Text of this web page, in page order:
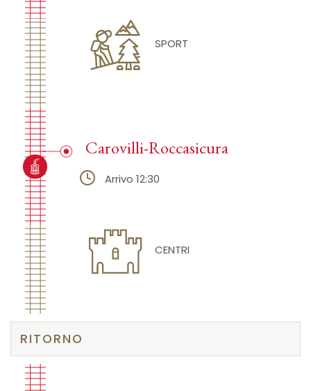
SPORT
CENTRI
Carovilli-Roccasicura
Arrivo 12:30
RITORNO